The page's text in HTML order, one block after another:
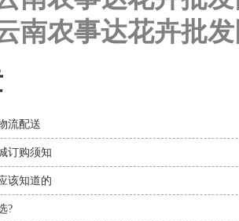
南农事达花卉批
流配送
订购须知
该知道的
?